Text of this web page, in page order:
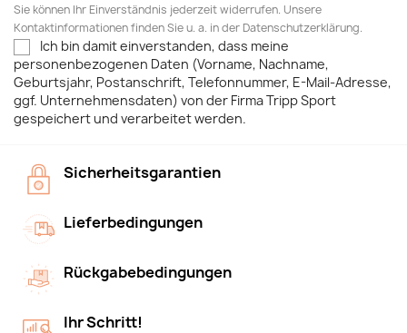
Sie können Ihr Einverständnis jederzeit widerrufen. Unsere
Kontaktinformationen finden Sie u. a. in der Datenschutzerklärung.
Ich bin damit einverstanden, dass meine
personenbezogenen Daten (Vorname, Nachname,
Geburtsjahr, Postanschrift, Telefonnummer, E-Mail-Adresse,
ggf. Unternehmensdaten) von der Firma Tripp Sport
gespeichert und verarbeitet werden.
Sicherheitsgarantien
Lieferbedingungen
Rückgabebedingungen
Ihr Schritt!